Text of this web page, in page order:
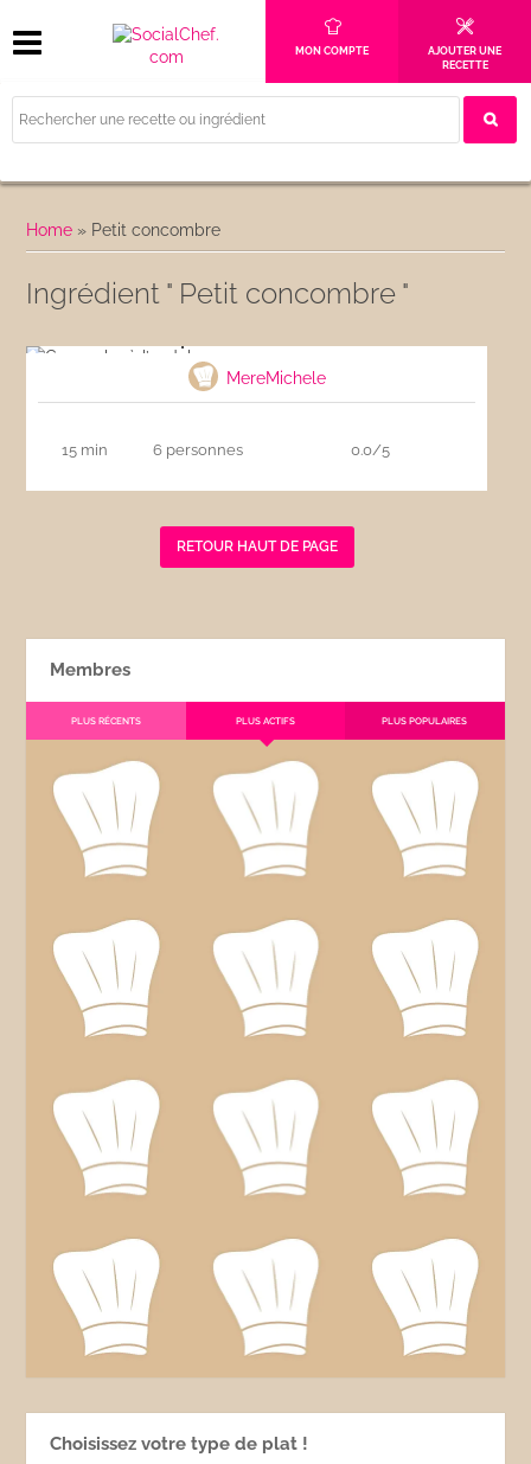
MON COMPTE
AJOUTER UNE
RECETTE
Home » Petit concombre
Ingrédient " Petit concombre "
MereMichele
15 min 6 personnes 0.0/5
RETOUR HAUT DE PAGE
Membres
PLUS RÉCENTS PLUS ACTIFS PLUS POPULAIRES
Choisissez votre type de plat !